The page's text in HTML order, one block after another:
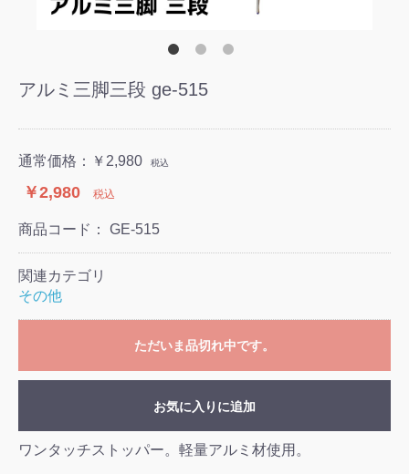
アルミ三脚三段 ge-515
通常価格： ￥2,980 税込
￥2,980 税込
商品コード： GE-515
関連カテゴリ
その他
ただいま品切れ中です。
お気に入りに追加
ワンタッチストッパー。軽量アルミ材使用。